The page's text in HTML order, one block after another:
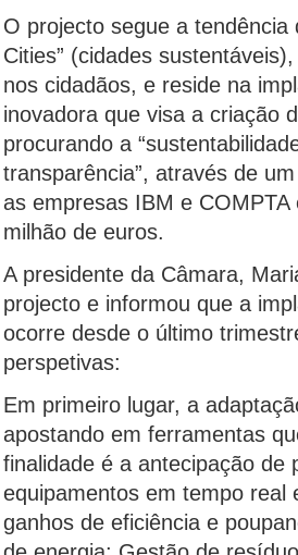
O projecto segue a tendência
Cities” (cidades
nos cidadãos, e reside na
inovadora que visa a criação
procurando a
transparência”, através de
as empresas IBM e
milhão de euros.
A presidente da Câmara,
projecto e informou que a
ocorre desde o último
perspetivas:
Em primeiro lugar, a
apostando em ferramentas
finalidade é a antecipação
equipamentos em tempo real
ganhos de eficiência e